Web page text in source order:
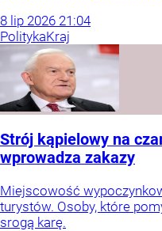
8 lip 2026 21:04
PolitykaKraj
Strój kąpielowy na
wprowadza zakazy
Miejscowość
turystów. Osoby, które
srogą karę.